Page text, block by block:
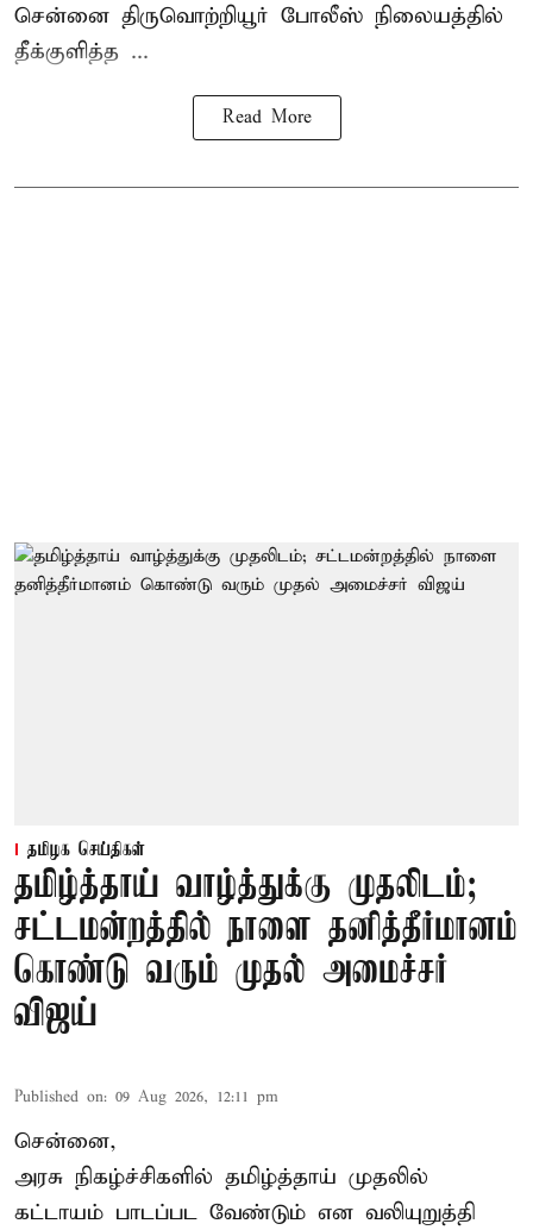
சென்னை திருவொற்றியூர் போலீஸ் நிலையத்தில்
தீக்குளித்த ...
Read More
தமிழக செய்திகள்
தமிழ்த்தாய் வாழ்த்துக்கு முதலிடம்;
சட்டமன்றத்தில் நாளை தனித்தீர்மானம்
கொண்டு வரும் முதல் அமைச்சர்
விஜய்
Published on: 09 Aug 2026, 12:11 pm
சென்னை,
அரசு நிகழ்ச்சிகளில் தமிழ்த்தாய் முதலில்
கட்டாயம் பாடப்பட வேண்டும் என வலியுறுத்தி